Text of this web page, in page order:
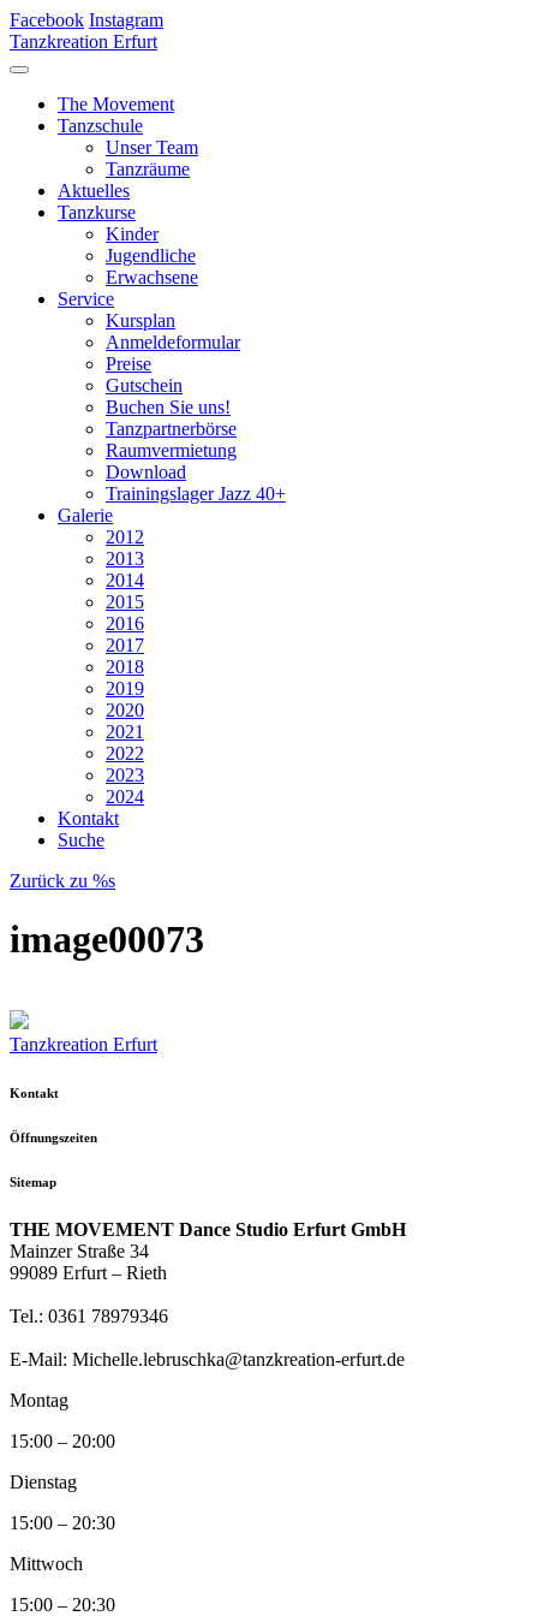
Facebook Instagram
Tanzkreation Erfurt
The Movement
Tanzschule
Unser Team
Tanzräume
Aktuelles
Tanzkurse
Kinder
Jugendliche
Erwachsene
Service
Kursplan
Anmeldeformular
Preise
Gutschein
Buchen Sie uns!
Tanzpartnerbörse
Raumvermietung
Download
Trainingslager Jazz 40+
Galerie
2012
2013
2014
2015
2016
2017
2018
2019
2020
2021
2022
2023
2024
Kontakt
Suche
Zurück zu %s
image00073
Tanzkreation Erfurt
Kontakt
Öffnungszeiten
Sitemap
THE MOVEMENT Dance Studio Erfurt GmbH
Mainzer Straße 34
99089 Erfurt – Rieth
Tel.: 0361 78979346
E-Mail: Michelle.lebruschka@tanzkreation-erfurt.de
Montag
15:00 – 20:00
Dienstag
15:00 – 20:30
Mittwoch
15:00 – 20:30